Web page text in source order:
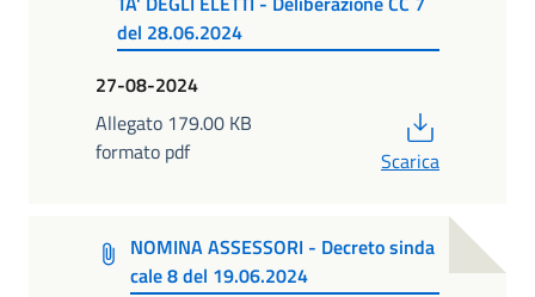
del 28.06.2024
27-08-2024
Allegato 179.00 KB
formato pdf
Scarica
NOMINA ASSESSORI - Decreto sinda
cale 8 del 19.06.2024